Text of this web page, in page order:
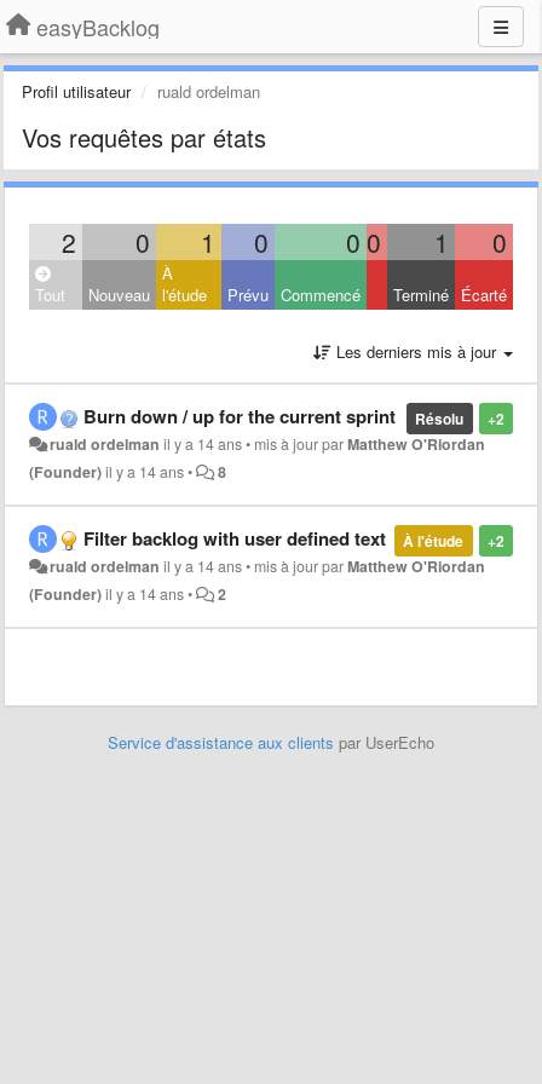
easyBacklog
Profil utilisateur ruald ordelman
Vos requêtes par états
2 0 1 0 0 0 1 0
Tout Nouveau
À
l'étude
Prévu Commencé Terminé Écarté
Les derniers mis à jour
+2
Résolu
Burn down / up for the current sprint
ruald ordelman il y a 14 ans• mis à jour parMatthew O'Riordan
(Founder)il y a 14 ans• 8
+2
À l'étude
Filter backlog with user defined text
ruald ordelman il y a 14 ans• mis à jour parMatthew O'Riordan
(Founder)il y a 14 ans• 2
Service d'assistance aux clients par UserEcho